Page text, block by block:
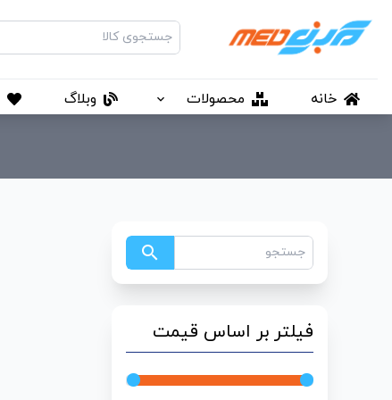
خانه محصولات وبلاگ
search
فیلتر بر اساس قیمت